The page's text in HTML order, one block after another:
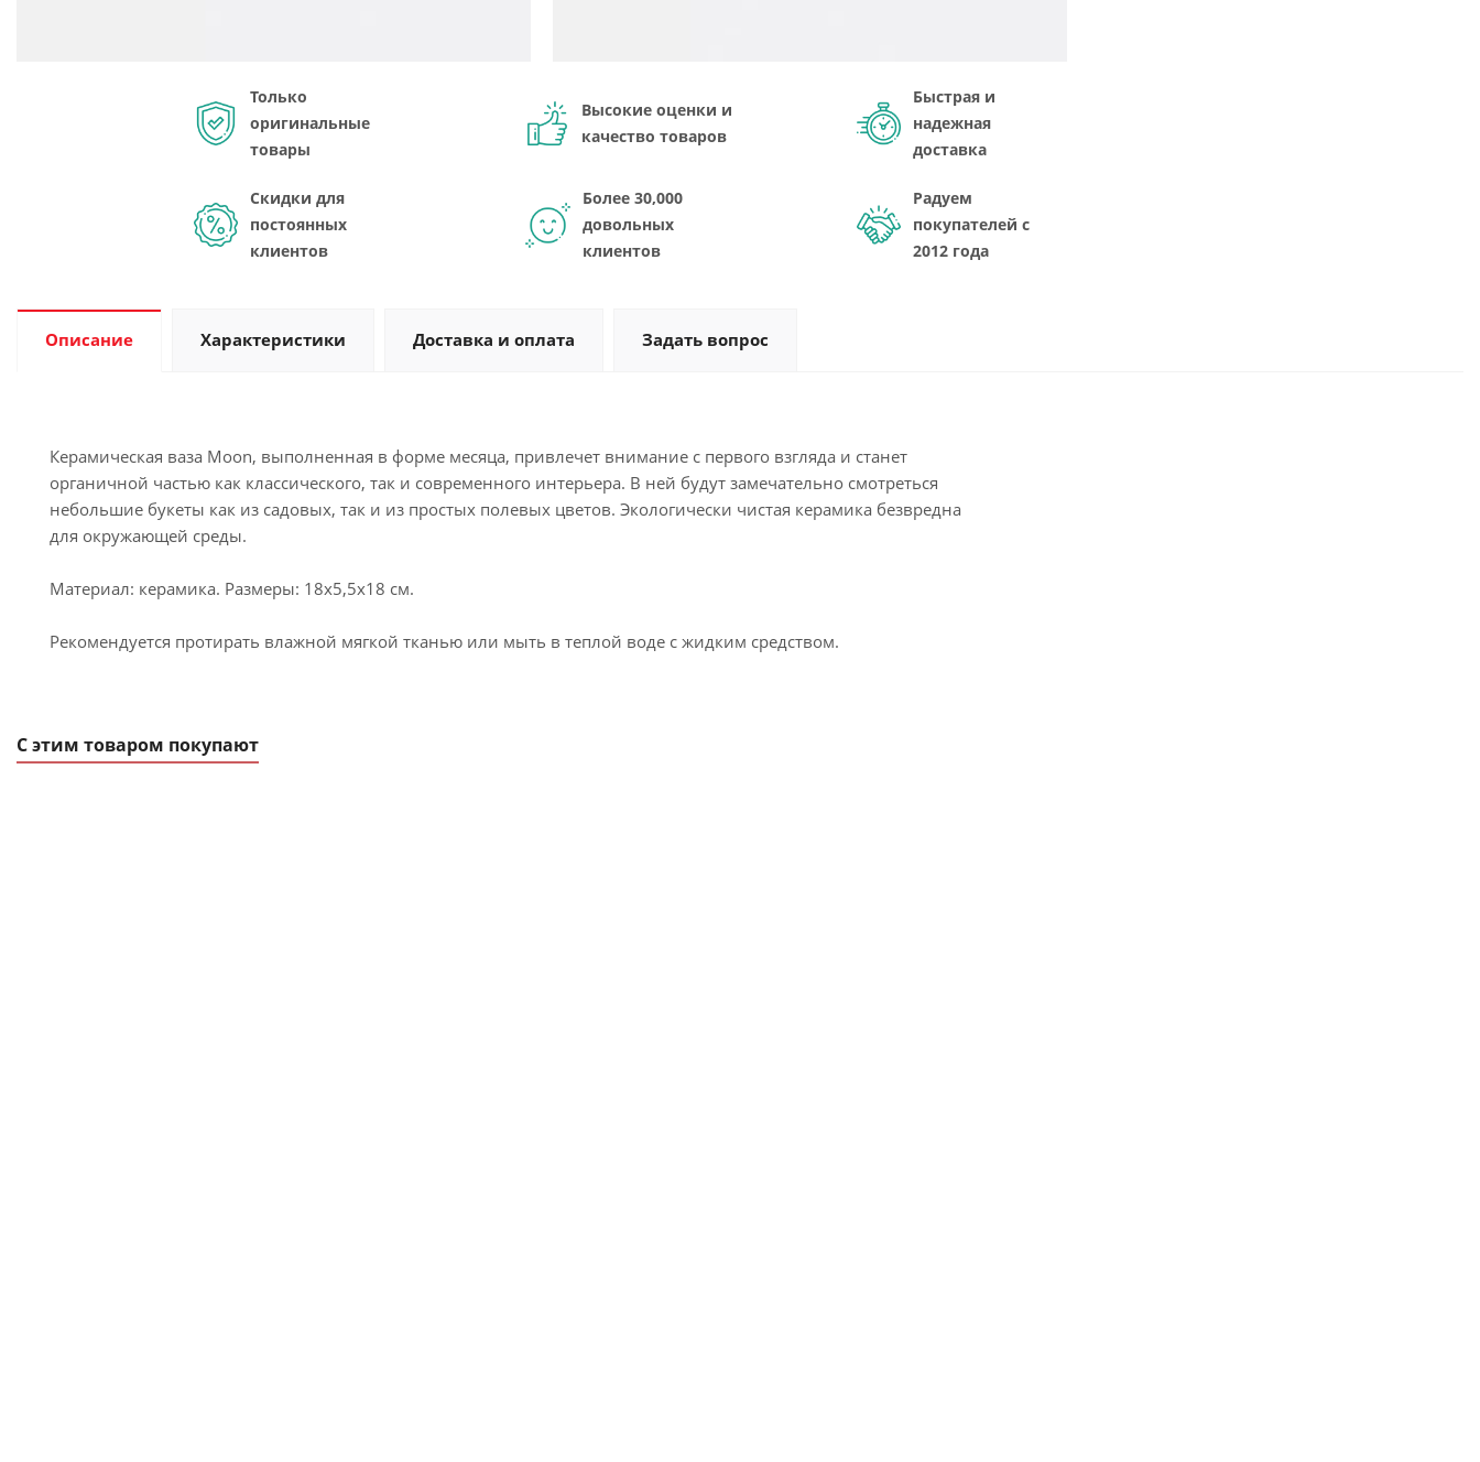
Только
оригинальные
товары
Высокие оценки и
качество товаров
Быстрая и
надежная
доставка
Скидки для
постоянных
клиентов
Более 30,000
довольных
клиентов
Радуем
покупателей с
2012 года
Описание Характеристики Доставка и оплата Задать вопрос
Керамическая ваза Moon, выполненная в форме месяца, привлечет внимание с первого взгляда и станет
органичной частью как классического, так и современного интерьера. В ней будут замечательно смотреться
небольшие букеты как из садовых, так и из простых полевых цветов. Экологически чистая керамика безвредна
для окружающей среды.
Материал: керамика. Размеры: 18x5,5x18 см.
Рекомендуется протирать влажной мягкой тканью или мыть в теплой воде с жидким средством.
С этим товаром покупают